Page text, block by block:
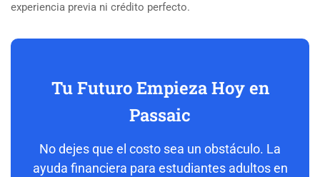
experiencia previa ni crédito perfecto.
Tu Futuro Empieza Hoy en
Passaic
No dejes que el costo sea un obstáculo. La
ayuda financiera para estudiantes adultos en